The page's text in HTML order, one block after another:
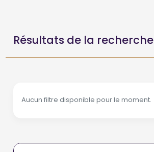
Résultats de la recherche
Aucun filtre disponible pour le moment.